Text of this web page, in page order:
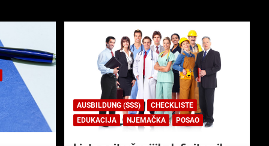
AUSBILDUNG (SSS)
CHECKLISTE
EDUKACIJA
NJEMAČKA POSAO